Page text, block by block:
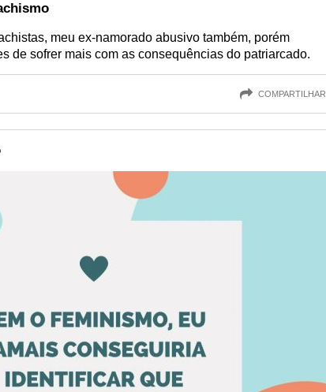
meu ex-namorado abusivo também, porém
de sofrer mais com as consequências do patriarcado.
COMPARTILHAR